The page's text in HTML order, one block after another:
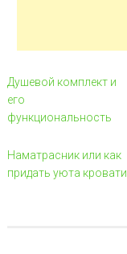
Душевой комплект и
его
функциональность
Наматрасник или как
придать уюта кровати